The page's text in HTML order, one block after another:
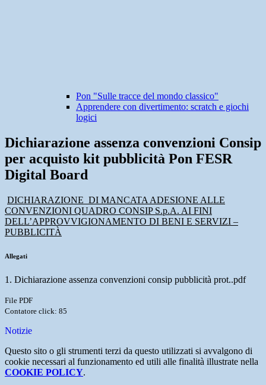
Pon "Sulle tracce del mondo classico"
Apprendere con divertimento: scratch e giochi
logici
Dichiarazione assenza convenzioni Consip
per acquisto kit pubblicità Pon FESR
Digital Board
DICHIARAZIONE DI MANCATA ADESIONE ALLE
CONVENZIONI QUADRO CONSIP S.p.A. AI FINI
DELL’APPROVVIGIONAMENTO DI BENI E SERVIZI –
PUBBLICITÀ
Allegati
1. Dichiarazione assenza convenzioni consip pubblicità prot..pdf
File PDF
Contatore click: 85
Notizie
Questo sito o gli strumenti terzi da questo utilizzati si avvalgono di
cookie necessari al funzionamento ed utili alle finalità illustrate nella
COOKIE POLICY.